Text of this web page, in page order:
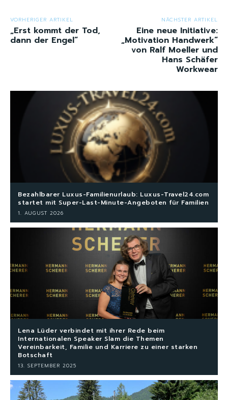
VORHERIGER ARTIKEL
„Erst kommt der Tod,
dann der Engel“
NÄCHSTER ARTIKEL
Eine neue Initiative:
„Motivation Handwerk“
von Ralf Moeller und
Hans Schäfer
Workwear
Bezahlbarer Luxus-Familienurlaub: Luxus-Travel24.com
startet mit Super-Last-Minute-Angeboten für Familien
1. AUGUST 2026
Lena Lüder verbindet mit ihrer Rede beim
Internationalen Speaker Slam die Themen
Vereinbarkeit, Familie und Karriere zu einer starken
Botschaft
13. SEPTEMBER 2025